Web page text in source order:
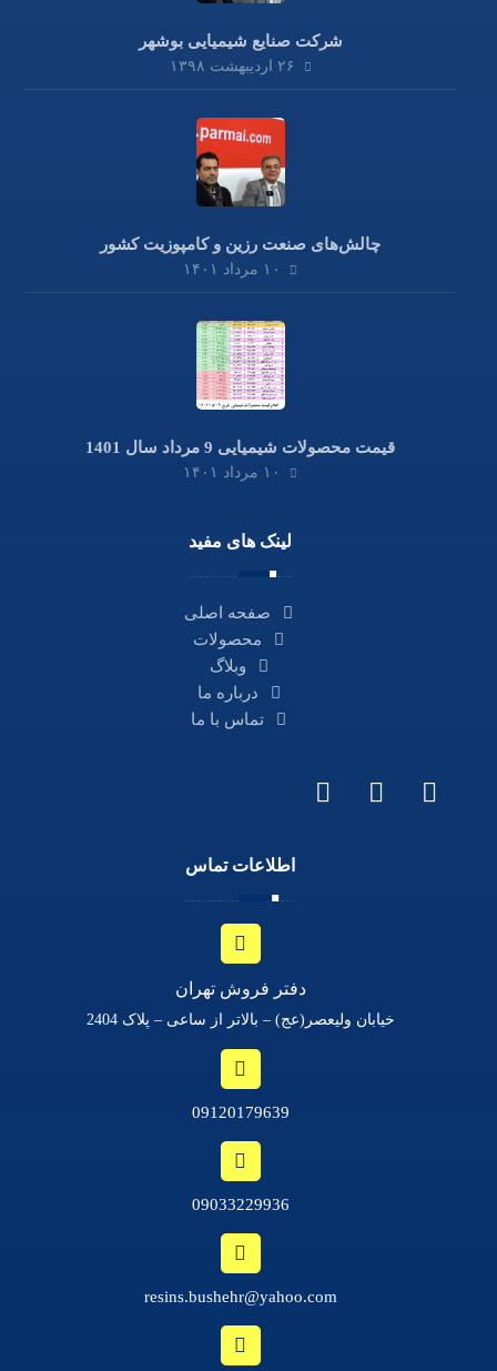
شرکت صنایع شیمیایی بوشهر
۲۶ اردیبهشت ۱۳۹۸
چالش‌های صنعت رزین و کامپوزیت کشور
۱۰ مرداد ۱۴۰۱
قیمت محصولات شیمیایی 9 مرداد سال 1401
۱۰ مرداد ۱۴۰۱
لینک های مفید
صفحه اصلی
محصولات
وبلاگ
درباره ما
تماس با ما
اطلاعات تماس
دفتر فروش تهران
خیابان ولیعصر(عج) – بالاتر از ساعی – پلاک 2404
09120179639
09033229936
resins.bushehr@yahoo.com